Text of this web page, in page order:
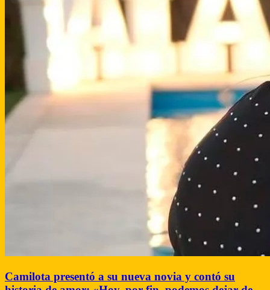
Camilota presentó a su nueva novia y contó su